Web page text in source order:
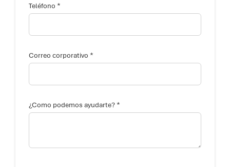
Teléfono *
y
u
e
?
r
Correo corporativo *
¿Como podemos ayudarte? *